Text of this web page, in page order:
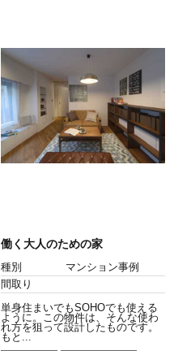
働く大人のための家
種別
マンション事例
間取り
単身住まいでもSOHOでも使える
ように。この物件は、そんな使わ
れ方を狙って設計したものです。
もと...